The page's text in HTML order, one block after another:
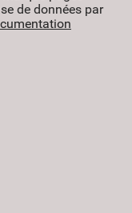
de données par